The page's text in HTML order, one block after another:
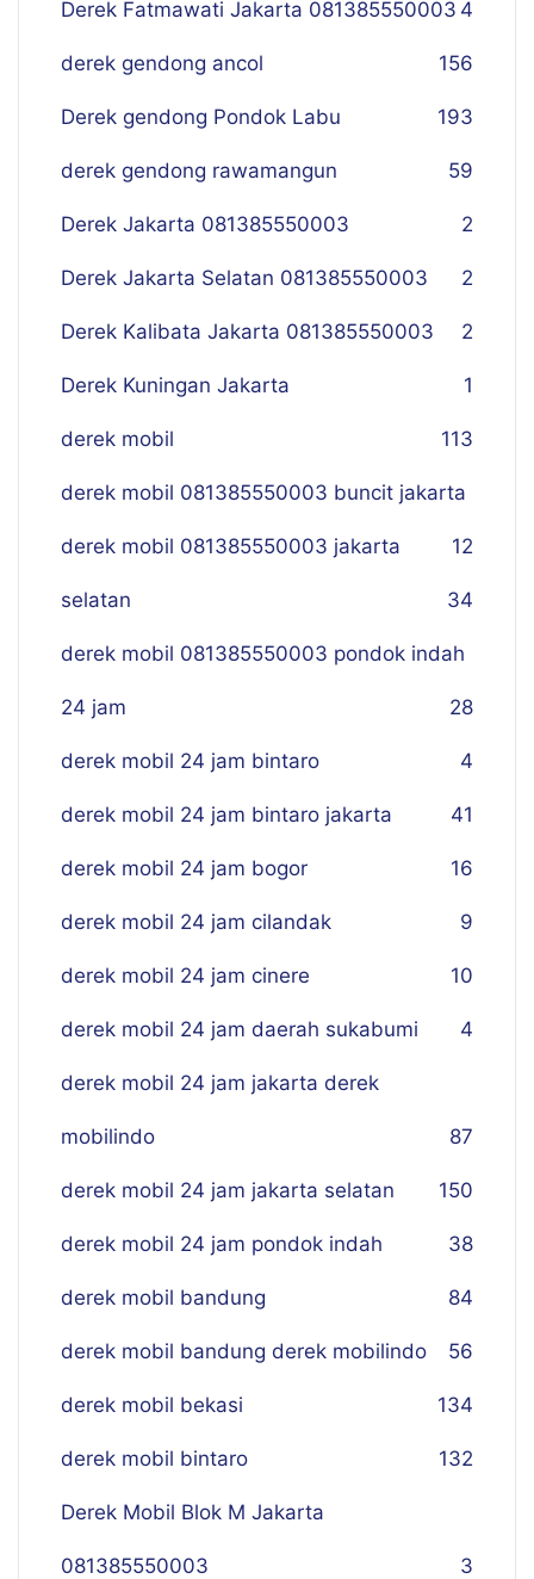
Derek Fatmawati Jakarta 081385550003 4
derek gendong ancol 156
Derek gendong Pondok Labu 193
derek gendong rawamangun 59
Derek Jakarta 081385550003 2
Derek Jakarta Selatan 081385550003 2
Derek Kalibata Jakarta 081385550003 2
Derek Kuningan Jakarta 1
derek mobil 113
derek mobil 081385550003 buncit jakarta
12
derek mobil 081385550003 jakarta
selatan 34
derek mobil 081385550003 pondok indah
24 jam 28
derek mobil 24 jam bintaro 4
derek mobil 24 jam bintaro jakarta 41
derek mobil 24 jam bogor 16
derek mobil 24 jam cilandak 9
derek mobil 24 jam cinere 10
derek mobil 24 jam daerah sukabumi 4
derek mobil 24 jam jakarta derek
mobilindo 87
derek mobil 24 jam jakarta selatan 150
derek mobil 24 jam pondok indah 38
derek mobil bandung 84
derek mobil bandung derek mobilindo 56
derek mobil bekasi 134
derek mobil bintaro 132
Derek Mobil Blok M Jakarta
081385550003 3